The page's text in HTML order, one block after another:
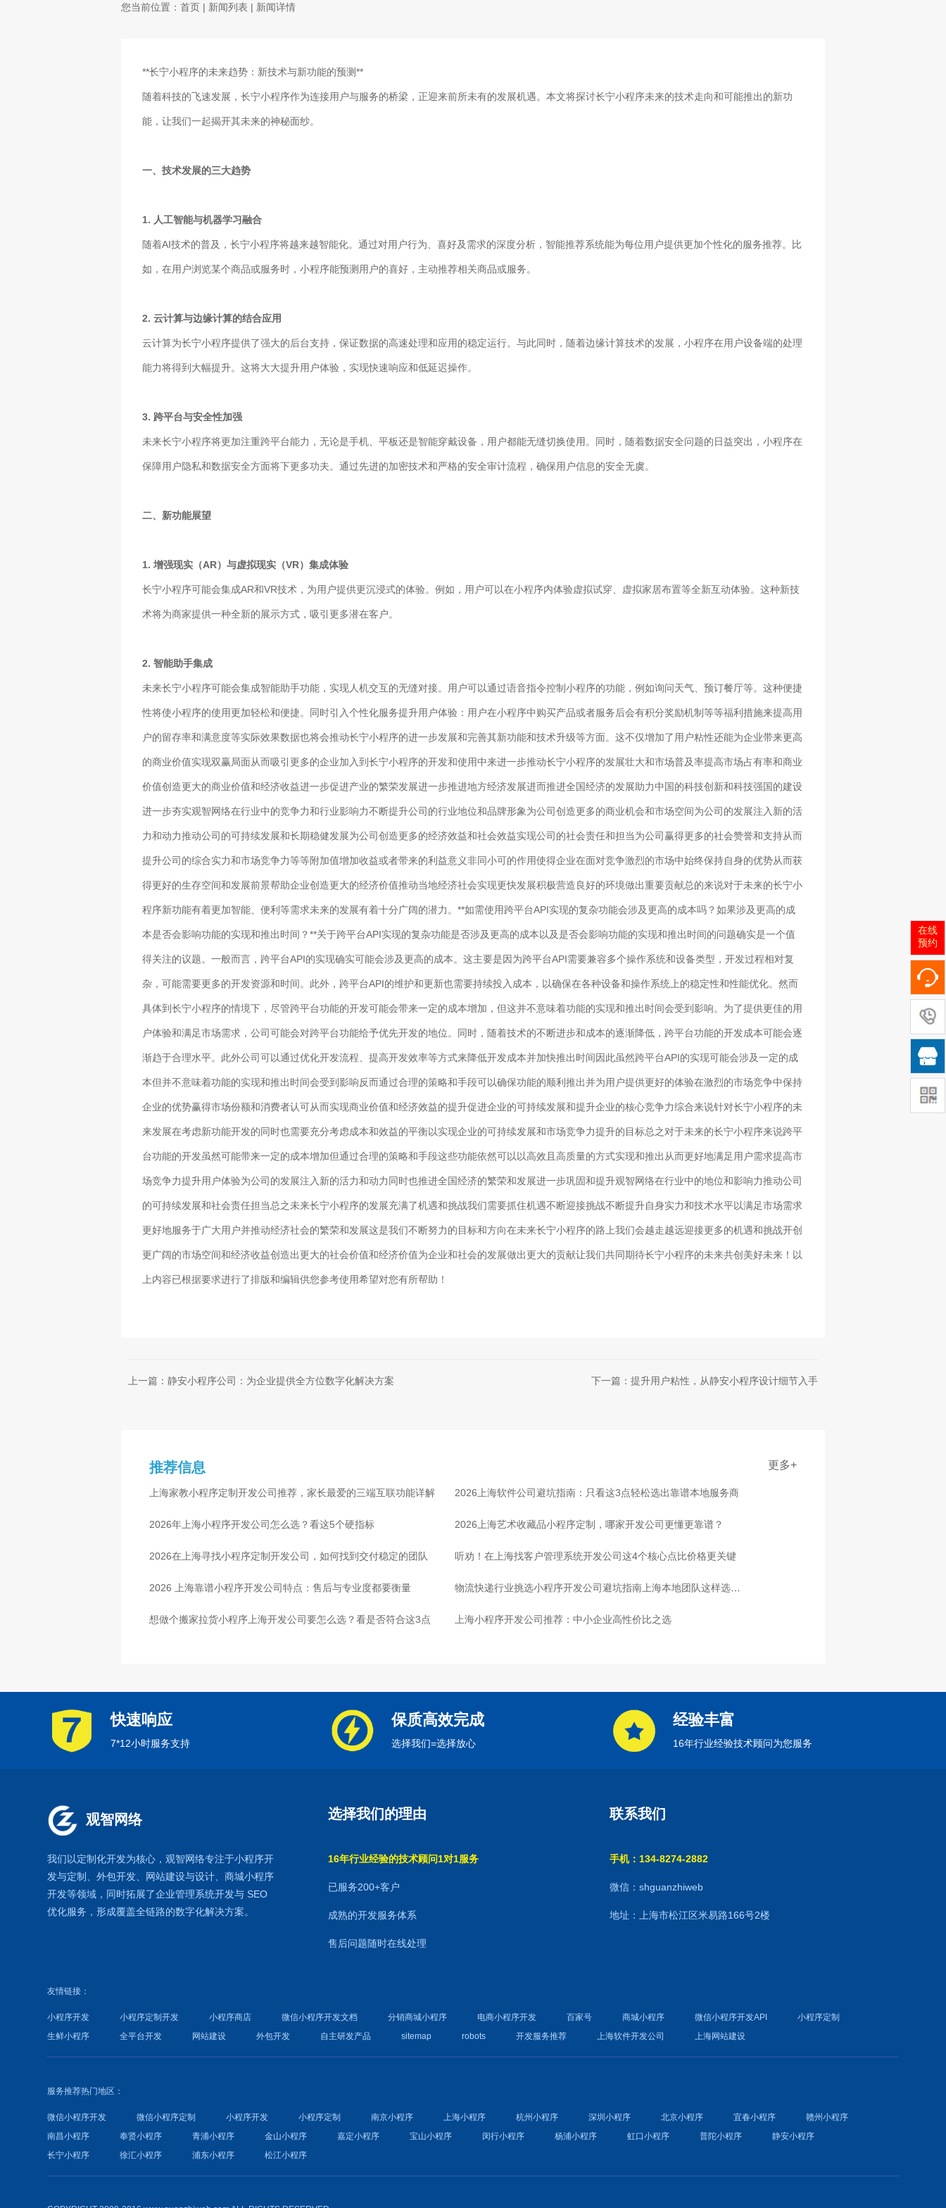
您当前位置： 首页 | 新闻列表 | 新闻详情
**长宁小程序的未来趋势：新技术与新功能的预测**
随着科技的飞速发展，长宁小程序作为连接用户与服务的桥梁，正迎来前所未有的发展机遇。本文将探讨长宁小程序未来的技术走向和可能推出的新功
能，让我们一起揭开其未来的神秘面纱。
一、技术发展的三大趋势
1. 人工智能与机器学习融合
随着AI技术的普及，长宁小程序将越来越智能化。通过对用户行为、喜好及需求的深度分析，智能推荐系统能为每位用户提供更加个性化的服务推荐。比
如，在用户浏览某个商品或服务时，小程序能预测用户的喜好，主动推荐相关商品或服务。
2. 云计算与边缘计算的结合应用
云计算为长宁小程序提供了强大的后台支持，保证数据的高速处理和应用的稳定运行。与此同时，随着边缘计算技术的发展，小程序在用户设备端的处理
能力将得到大幅提升。这将大大提升用户体验，实现快速响应和低延迟操作。
3. 跨平台与安全性加强
未来长宁小程序将更加注重跨平台能力，无论是手机、平板还是智能穿戴设备，用户都能无缝切换使用。同时，随着数据安全问题的日益突出，小程序在
保障用户隐私和数据安全方面将下更多功夫。通过先进的加密技术和严格的安全审计流程，确保用户信息的安全无虞。
二、新功能展望
1. 增强现实（AR）与虚拟现实（VR）集成体验
长宁小程序可能会集成AR和VR技术，为用户提供更沉浸式的体验。例如，用户可以在小程序内体验虚拟试穿、虚拟家居布置等全新互动体验。这种新技
术将为商家提供一种全新的展示方式，吸引更多潜在客户。
2. 智能助手集成
未来长宁小程序可能会集成智能助手功能，实现人机交互的无缝对接。用户可以通过语音指令控制小程序的功能，例如询问天气、预订餐厅等。这种便捷
性将使小程序的使用更加轻松和便捷。同时引入个性化服务提升用户体验：用户在小程序中购买产品或者服务后会有积分奖励机制等等福利措施来提高用
户的留存率和满意度等实际效果数据也将会推动长宁小程序的进一步发展和完善其新功能和技术升级等方面。这不仅增加了用户粘性还能为企业带来更高
的商业价值实现双赢局面从而吸引更多的企业加入到长宁小程序的开发和使用中来进一步推动长宁小程序的发展壮大和市场普及率提高市场占有率和商业
价值创造更大的商业价值和经济收益进一步促进产业的繁荣发展进一步推进地方经济发展进而推进全国经济的发展助力中国的科技创新和科技强国的建设
进一步夯实观智网络在行业中的竞争力和行业影响力不断提升公司的行业地位和品牌形象为公司创造更多的商业机会和市场空间为公司的发展注入新的活
力和动力推动公司的可持续发展和长期稳健发展为公司创造更多的经济效益和社会效益实现公司的社会责任和担当为公司赢得更多的社会赞誉和支持从而
提升公司的综合实力和市场竞争力等等附加值增加收益或者带来的利益意义非同小可的作用使得企业在面对竞争激烈的市场中始终保持自身的优势从而获
得更好的生存空间和发展前景帮助企业创造更大的经济价值推动当地经济社会实现更快发展积极营造良好的环境做出重要贡献总的来说对于未来的长宁小
程序新功能有着更加智能、便利等需求未来的发展有着十分广阔的潜力。**如需使用跨平台API实现的复杂功能会涉及更高的成本吗？如果涉及更高的成
本是否会影响功能的实现和推出时间？**关于跨平台API实现的复杂功能是否涉及更高的成本以及是否会影响功能的实现和推出时间的问题确实是一个值
得关注的议题。一般而言，跨平台API的实现确实可能会涉及更高的成本。这主要是因为跨平台API需要兼容多个操作系统和设备类型，开发过程相对复
杂，可能需要更多的开发资源和时间。此外，跨平台API的维护和更新也需要持续投入成本，以确保在各种设备和操作系统上的稳定性和性能优化。然而
具体到长宁小程序的情境下，尽管跨平台功能的开发可能会带来一定的成本增加，但这并不意味着功能的实现和推出时间会受到影响。为了提供更佳的用
户体验和满足市场需求，公司可能会对跨平台功能给予优先开发的地位。同时，随着技术的不断进步和成本的逐渐降低，跨平台功能的开发成本可能会逐
渐趋于合理水平。此外公司可以通过优化开发流程、提高开发效率等方式来降低开发成本并加快推出时间因此虽然跨平台API的实现可能会涉及一定的成
本但并不意味着功能的实现和推出时间会受到影响反而通过合理的策略和手段可以确保功能的顺利推出并为用户提供更好的体验在激烈的市场竞争中保持
企业的优势赢得市场份额和消费者认可从而实现商业价值和经济效益的提升促进企业的可持续发展和提升企业的核心竞争力综合来说针对长宁小程序的未
来发展在考虑新功能开发的同时也需要充分考虑成本和效益的平衡以实现企业的可持续发展和市场竞争力提升的目标总之对于未来的长宁小程序来说跨平
台功能的开发虽然可能带来一定的成本增加但通过合理的策略和手段这些功能依然可以以高效且高质量的方式实现和推出从而更好地满足用户需求提高市
场竞争力提升用户体验为公司的发展注入新的活力和动力同时也推进全国经济的繁荣和发展进一步巩固和提升观智网络在行业中的地位和影响力推动公司
的可持续发展和社会责任担当总之未来长宁小程序的发展充满了机遇和挑战我们需要抓住机遇不断迎接挑战不断提升自身实力和技术水平以满足市场需求
更好地服务于广大用户并推动经济社会的繁荣和发展这是我们不断努力的目标和方向在未来长宁小程序的路上我们会越走越远迎接更多的机遇和挑战开创
更广阔的市场空间和经济收益创造出更大的社会价值和经济价值为企业和社会的发展做出更大的贡献让我们共同期待长宁小程序的未来共创美好未来！以
上内容已根据要求进行了排版和编辑供您参考使用希望对您有所帮助！
上一篇：静安小程序公司：为企业提供全方位数字化解决方案 下一篇：提升用户粘性，从静安小程序设计细节入手
推荐信息 更多+
上海家教小程序定制开发公司推荐，家长最爱的三端互联功能详解 2026上海软件公司避坑指南：只看这3点轻松选出靠谱本地服务商
2026年上海小程序开发公司怎么选？看这5个硬指标 2026上海艺术收藏品小程序定制，哪家开发公司更懂更靠谱？
2026在上海寻找小程序定制开发公司，如何找到交付稳定的团队 听劝！在上海找客户管理系统开发公司这4个核心点比价格更关键
2026 上海靠谱小程序开发公司特点：售后与专业度都要衡量 物流快递行业挑选小程序开发公司避坑指南上海本地团队这样选放
心
想做个搬家拉货小程序上海开发公司要怎么选？看是否符合这3点 上海小程序开发公司推荐：中小企业高性价比之选
快速响应
7*12小时服务支持
保质高效完成
选择我们=选择放心
经验丰富
16年行业经验技术顾问为您服务
观智网络
我们以定制化开发为核心，观智网络专注于小程序开
发与定制、外包开发、 网站建设与设计、商城小程序
开发等领域，同时拓展了企业管理系统开发与 SEO
优化服务，形成覆盖全链路的数字化解决方案。
选择我们的理由
16年行业经验的技术顾问1对1服务
已服务200+客户
成熟的开发服务体系
售后问题随时在线处理
联系我们
手机：134-8274-2882
微信：shguanzhiweb
地址：上海市松江区米易路166号2楼
友情链接：
小程序开发 小程序定制开发 小程序商店 微信小程序开发文档 分销商城小程序 电商小程序开发 百家号 商城小程序 微信小程序开发API
小程序定制
生鲜小程序
全平台开发 网站建设 外包开发 自主研发产品 sitemap robots 开发服务推荐 上海软件开发公司 上海网站建设
服务推荐热门地区：
微信小程序开发 微信小程序定制 小程序开发 小程序定制 南京小程序 上海小程序 杭州小程序 深圳小程序 北京小程序 宜春小程序
赣州小程序
南昌小程序
奉贤小程序 青浦小程序 金山小程序 嘉定小程序 宝山小程序 闵行小程序 杨浦小程序 虹口小程序 普陀小程序
静安小程序
长宁小程序
徐汇小程序 浦东小程序 松江小程序
在线
预约
